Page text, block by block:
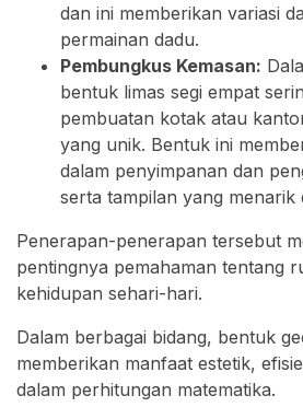
dan ini memberikan variasi
permainan dadu.
Pembungkus Kemasan:
bentuk limas segi empat
pembuatan kotak atau
yang unik. Bentuk ini
dalam penyimpanan dan
serta tampilan yang menarik
Penerapan-penerapan tersebut
pentingnya pemahaman tentang
kehidupan sehari-hari.
Dalam berbagai bidang, bentuk
memberikan manfaat estetik,
dalam perhitungan matematika.